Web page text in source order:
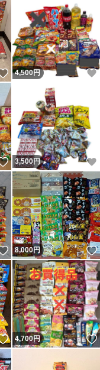
いいね！
4,500円
いいね！
3,500円
いいね！
8,000円
いいね！
4,700円